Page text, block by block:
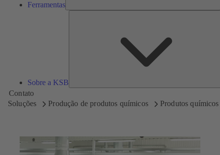
Ferramentas
Sobre a KSB
Contato
Soluções
Produção de produtos químicos Produtos químicos